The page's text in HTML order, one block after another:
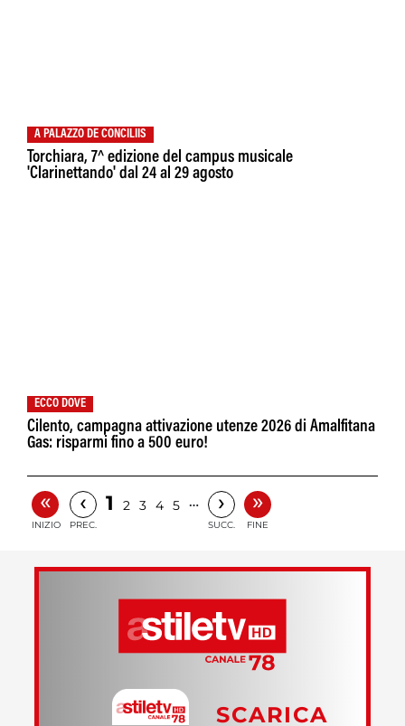
A PALAZZO DE CONCILIIS
Torchiara, 7^ edizione del campus musicale
'Clarinettando' dal 24 al 29 agosto
ECCO DOVE
Cilento, campagna attivazione utenze 2026 di Amalfitana
Gas: risparmi fino a 500 euro!
«
INIZIO
‹
PREC.
1 2 3 4 5 … ›
SUCC.
»
FINE
SCARICA